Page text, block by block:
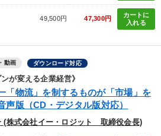
49,500円 47,300円
カートに
入れる
動画 ダウンロード対応
ンが変える企業経営》
「物流」を制するものが「市場」を
声版（CD・デジタル版対応）
(株式会社イー・ロジット 取締役会長)